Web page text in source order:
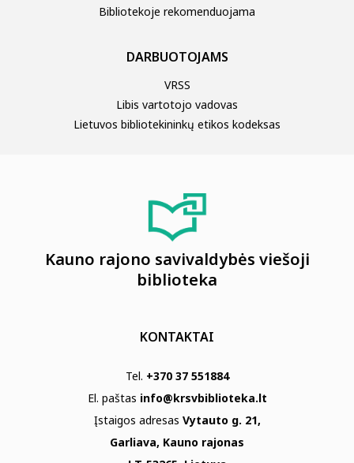
Bibliotekoje rekomenduojama
DARBUOTOJAMS
VRSS
Libis vartotojo vadovas
Lietuvos bibliotekininkų etikos kodeksas
Kauno rajono savivaldybės viešoji
biblioteka
KONTAKTAI
Tel. +370 37 551884
El. paštas info@krsvbiblioteka.lt
Įstaigos adresas Vytauto g. 21,
Garliava, Kauno rajonas